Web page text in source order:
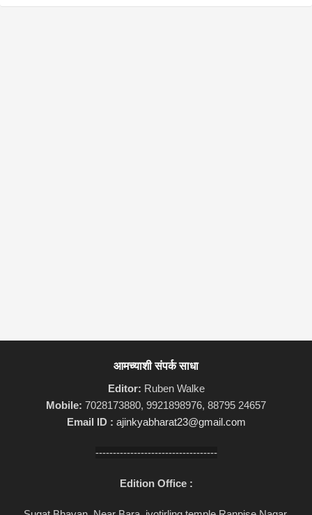
आमच्याशी संपर्क साधा
Editor: Ruben Walke
Mobile: 7028173880, 9921898976, 88795 24657
Email ID : ajinkyabharat23@gmail.com
-----------------------------------
Edition Office :